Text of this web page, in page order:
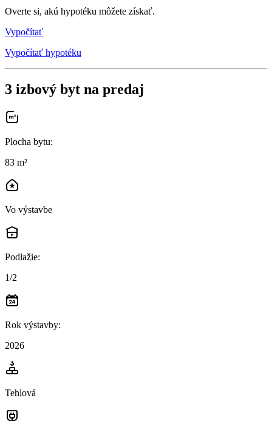
Overte si, akú hypotéku môžete získať.
Vypočítať
Vypočítať hypotéku
3 izbový byt na predaj
Plocha bytu:
83 m²
Vo výstavbe
Podlažie:
1/2
Rok výstavby:
2026
Tehlová